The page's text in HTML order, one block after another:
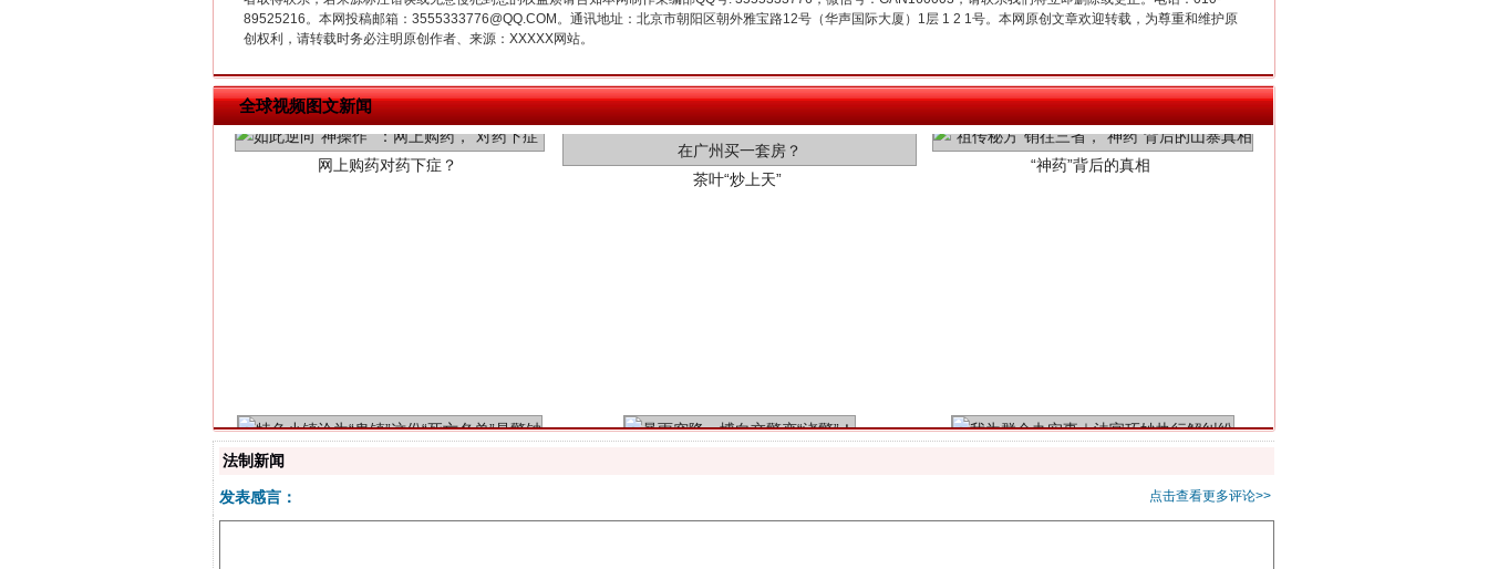
89525216。本网投稿邮箱：3555333776@QQ.COM。通讯地址：北京市朝阳区朝外雅宝路12号（华声国际大厦）1层 1 2 1号。本网原创文章欢迎转载，为尊重和维护原
创权利，请转载时务必注明原创作者、来源：XXXXX网站。
全球视频图文新闻
茶叶“炒上天”
法制新闻
点击查看更多评论>>
发表感言：